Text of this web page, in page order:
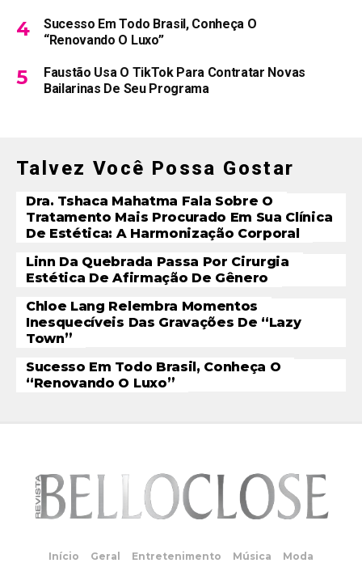
Sucesso Em Todo Brasil, Conheça O
“Renovando O Luxo”
Faustão Usa O TikTok Para Contratar Novas
Bailarinas De Seu Programa
Talvez Você Possa Gostar
Dra. Tshaca Mahatma Fala Sobre O
Tratamento Mais Procurado Em Sua Clínica
De Estética: A Harmonização Corporal
Linn Da Quebrada Passa Por Cirurgia
Estética De Afirmação De Gênero
Chloe Lang Relembra Momentos
Inesquecíveis Das Gravações De “Lazy
Town”
Sucesso Em Todo Brasil, Conheça O
“Renovando O Luxo”
Início Geral Entretenimento Música Moda